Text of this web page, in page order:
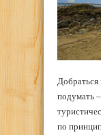
Добраться
подумать
по